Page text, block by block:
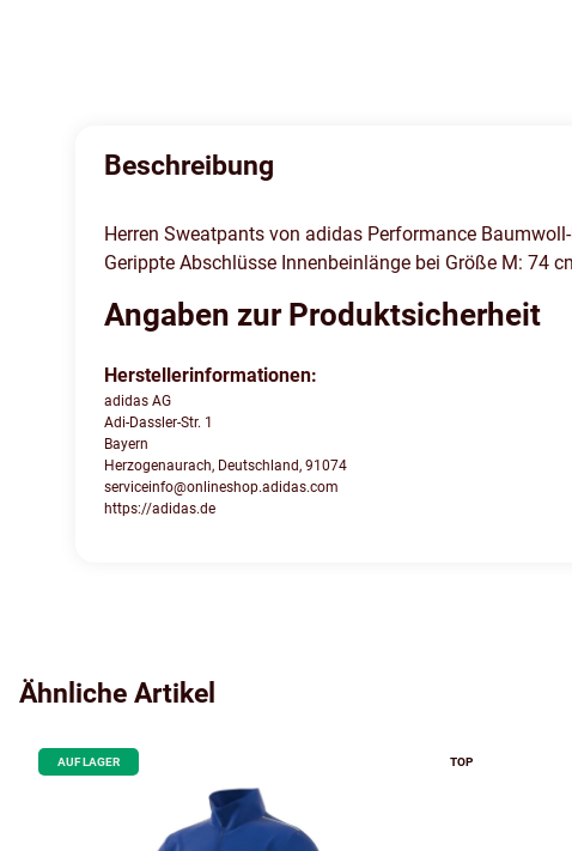
Beschreibung
Herren Sweatpants von adidas Performance
Gerippte Abschlüsse Innenbeinlänge bei Größe M: 74
Angaben zur Produktsicherheit
Herstellerinformationen:
adidas AG
Adi-Dassler-Str. 1
Bayern
Herzogenaurach, Deutschland, 91074
serviceinfo@onlineshop.adidas.com
https://adidas.de
Ähnliche Artikel
AUF LAGER TOP